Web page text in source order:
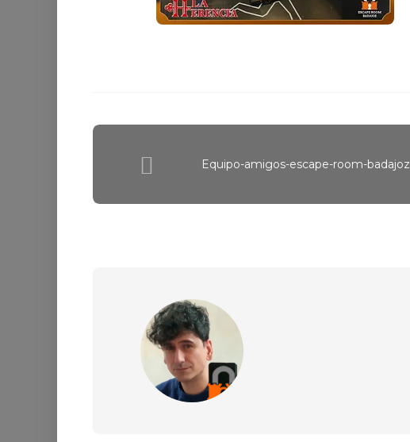
Equipo-amigos-escape-room-badajoz